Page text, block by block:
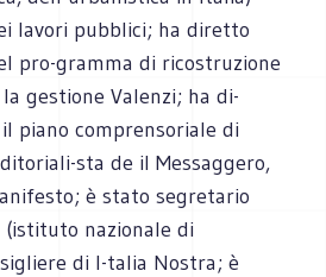
lavori pubblici; ha diretto
pro-gramma di ricostruzione
gestione Valenzi; ha di-
piano comprensoriale di
sta de il Messaggero,
è stato segretario
(istituto nazionale di
di I-talia Nostra; è